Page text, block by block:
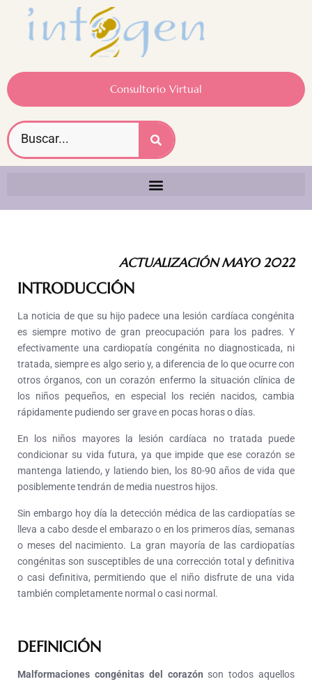
Consultorio Virtual
ACTUALIZACIÓN MAYO 2022
INTRODUCCIÓN
La noticia de que su hijo padece una lesión cardíaca congénita
es siempre motivo de gran preocupación para los padres. Y
efectivamente una cardiopatía congénita no diagnosticada, ni
tratada, siempre es algo serio y, a diferencia de lo que ocurre con
otros órganos, con un corazón enfermo la situación clínica de
los niños pequeños, en especial los recién nacidos, cambia
rápidamente pudiendo ser grave en pocas horas o días.
En los niños mayores la lesión cardíaca no tratada puede
condicionar su vida futura, ya que impide que ese corazón se
mantenga latiendo, y latiendo bien, los 80-90 años de vida que
posiblemente tendrán de media nuestros hijos.
Sin embargo hoy día la detección médica de las cardiopatías se
lleva a cabo desde el embarazo o en los primeros días, semanas
o meses del nacimiento. La gran mayoría de las cardiopatías
congénitas son susceptibles de una corrección total y definitiva
o casi definitiva, permitiendo que el niño disfrute de una vida
también completamente normal o casi normal.
DEFINICIÓN
Malformaciones congénitas del corazón son todos aquellos